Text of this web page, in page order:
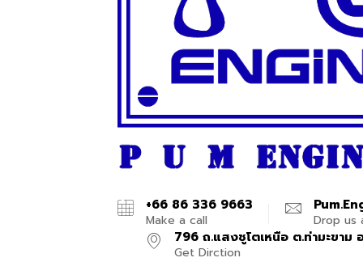
+66 86 336 9663
Make a call Drop us
796 ถ.แสงชูโตเหนือ ต.ท่ามะขาม
Get Dirction